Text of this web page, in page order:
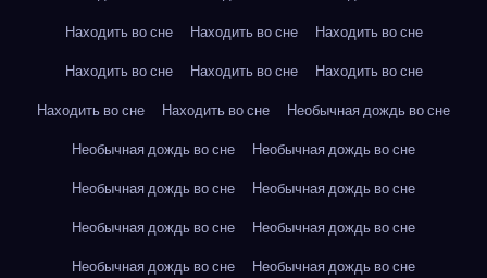
Находить во сне
Находить во сне
Находить во сне
Находить во сне
Находить во сне
Находить во сне
Находить во сне
Находить во сне
Необычная дождь во сне
Необычная дождь во сне
Необычная дождь во сне
Необычная дождь во сне
Необычная дождь во сне
Необычная дождь во сне
Необычная дождь во сне
Необычная дождь во сне
Необычная дождь во сне